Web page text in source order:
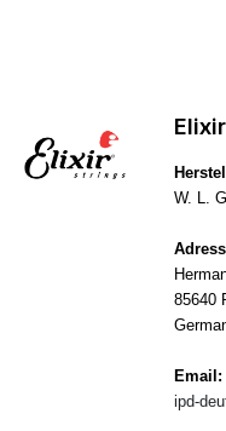
Elixir
W. L.
85640
Email:
ipd-